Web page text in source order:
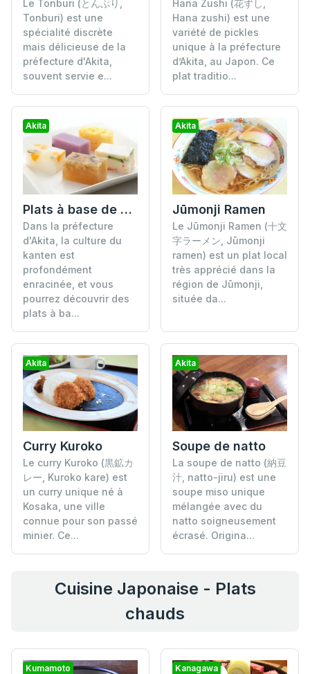
Le Tonburi (とんぶり,
Tonburi) est une
spécialité discrète
mais délicieuse de la
préfecture d'Akita,
souvent servie e...
Hana Zushi (花ずし,
Hana zushi) est une
variété de pickles
unique à la préfecture
d’Akita, au Japon. Ce
plat traditio...
Akita
Plats à base de Kanten
Dans la préfecture
d'Akita, la culture du
kanten est
profondément
enracinée, et vous
pourrez découvrir des
plats à ba...
Akita
Jūmonji Ramen
Le Jūmonji Ramen (十文
字ラーメン, Jūmonji
ramen) est un plat local
très apprécié dans la
région de Jūmonji,
située da...
Akita
Curry Kuroko
Le curry Kuroko (黒鉱カ
レー, Kuroko kare) est
un curry unique né à
Kosaka, une ville
connue pour son passé
minier. Ce...
Akita
Soupe de natto
La soupe de natto (納豆
汁, natto-jiru) est une
soupe miso unique
mélangée avec du
natto soigneusement
écrasé. Origina...
Cuisine Japonaise - Plats
chauds
Kumamoto Kanagawa